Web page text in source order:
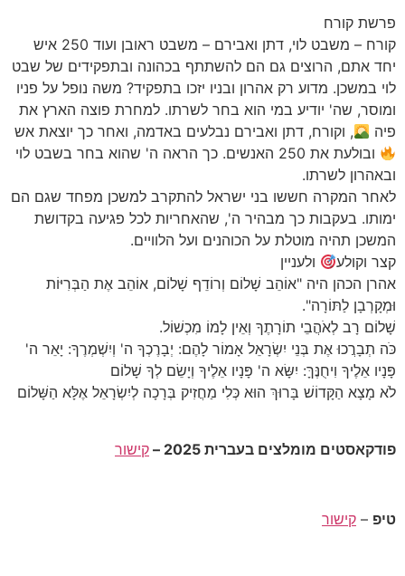
פרשת קורח
קורח – משבט לוי, דתן ואבירם – משבט ראובן ועוד 250 איש
יחד אתם, הרוצים גם הם להשתתף בכהונה ובתפקידים של שבט
לוי במשכן. מדוע רק אהרון ובניו יזכו בתפקיד? משה נופל על פניו
ומוסר, שה' יודיע במי הוא בחר לשרתו. למחרת פוצה הארץ את
פיה
, וקורח, דתן ואבירם נבלעים באדמה, ואחר כך יוצאת אש
ובולעת את 250 האנשים. כך הראה ה' שהוא בחר בשבט לוי
ובאהרון לשרתו.
לאחר המקרה חששו בני ישראל להתקרב למשכן מפחד שגם הם
ימותו. בעקבות כך מבהיר ה', שהאחריות לכל פגיעה בקדושת
המשכן תהיה מוטלת על הכוהנים ועל הלוויים.
קצר וקולע
ולעניין
אהרן הכהן היה "אוֹהֵב שָׁלוֹם וְרוֹדֵף שָׁלוֹם, אוֹהֵב אֶת הַבְּרִיּוֹת
וּמְקָרְבָן לַתּוֹרָה".
שָׁלוֹם רָב לְאֹהֲבֵי תוֹרָתֶךָ וְאֵין לָמוֹ מִכְשׁוֹל.
כֹּה תְבָרֲכוּ אֶת בְּנֵי יִשְׂרָאֵל אָמוֹר לָהֶם: יְבָרֶכְךָ ה' וְיִשְׁמְרֶךָ: יָאֵר ה'
פָּנָיו אֵלֶיךָ וִיחֻנֶּךָּ: יִשָּׂא ה' פָּנָיו אֵלֶיךָ וְיָשֵׂם לְךָ שָׁלוֹם
לֹא מָצָא הַקָּדוֹשׁ בָּרוּךְ הוּא כְּלִי מַחֲזִיק בְּרָכָה לְיִשְׂרָאֵל אֶלָּא הַשָּׁלוֹם
פודקאסטים מומלצים בעברית 2025 – קישור
טיפ – קישור